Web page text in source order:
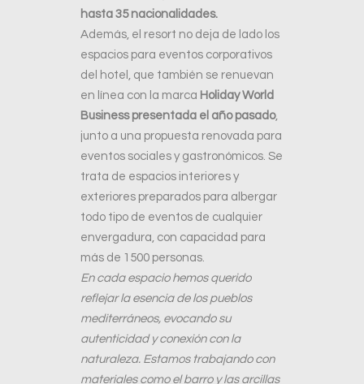
hasta 35 nacionalidades.
Además, el resort no deja de lado los
espacios para eventos corporativos
del hotel, que también se renuevan
en línea con la marca Holiday World
Business presentada el año pasado,
junto a una propuesta renovada para
eventos sociales y gastronómicos. Se
trata de espacios interiores y
exteriores preparados para albergar
todo tipo de eventos de cualquier
envergadura, con capacidad para
más de 1500 personas.
En cada espacio hemos querido
reflejar la esencia de los pueblos
mediterráneos, evocando su
autenticidad y conexión con la
naturaleza. Estamos trabajando con
materiales como el barro y las arcillas